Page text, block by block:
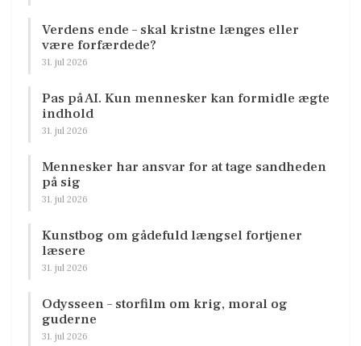
Verdens ende – skal kristne længes eller
være forfærdede?
31. jul 2026
Pas på AI. Kun mennesker kan formidle ægte
indhold
31. jul 2026
Mennesker har ansvar for at tage sandheden
på sig
31. jul 2026
Kunstbog om gådefuld længsel fortjener
læsere
31. jul 2026
Odysseen – storfilm om krig, moral og
guderne
31. jul 2026